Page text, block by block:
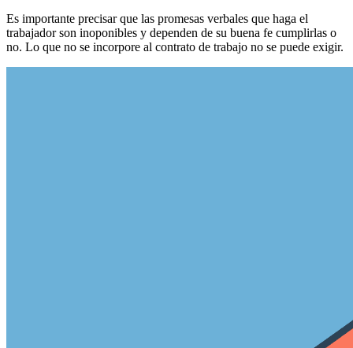
Es importante precisar que las promesas verbales que haga el
trabajador son inoponibles y dependen de su buena fe cumplirlas o
no. Lo que no se incorpore al contrato de trabajo no se puede exigir.